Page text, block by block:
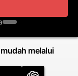
melalui